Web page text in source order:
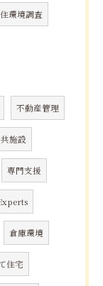
住環境調査
不動産管理
施設
専門支援
倉庫環境
住宅